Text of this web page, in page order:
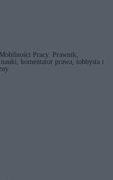
Pracy. Prawnik,
komentator prawa, lobbysta i